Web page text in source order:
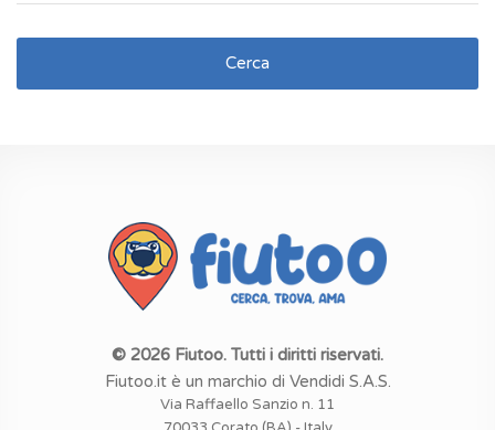
Cerca
© 2026 Fiutoo. Tutti i diritti riservati.
Fiutoo.it è un marchio di Vendidi S.A.S.
Via Raffaello Sanzio n. 11